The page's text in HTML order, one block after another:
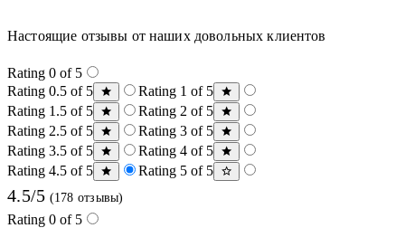
Настоящие отзывы от наших довольных клиентов
Rating 0 of 5
Rating 0.5 of 5
Rating 1 of 5
Rating 1.5 of 5
Rating 2 of 5
Rating 2.5 of 5
Rating 3 of 5
Rating 3.5 of 5
Rating 4 of 5
Rating 4.5 of 5
Rating 5 of 5
4.5/5 (178 отзывы)
Rating 0 of 5